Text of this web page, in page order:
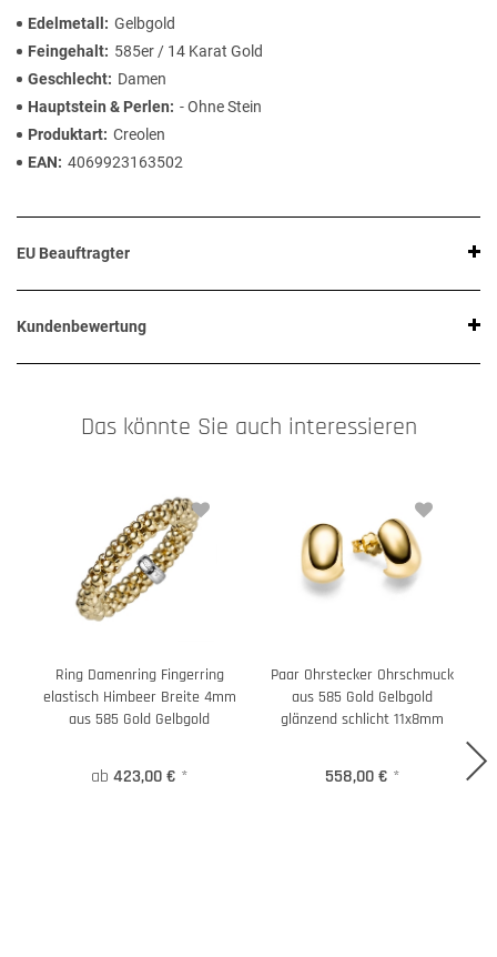
Edelmetall
Gelbgold
Feingehalt
585er / 14 Karat Gold
Geschlecht
Damen
Hauptstein & Perlen
- Ohne Stein
Produktart Creolen
EAN
4069923163502
EU Beauftragter
Kundenbewertung
Das könnte Sie auch interessieren
Ring Damenring Fingerring
elastisch Himbeer Breite 4mm
aus 585 Gold Gelbgold
ab 423,00 € *
Paar Ohrstecker Ohrschmuck
aus 585 Gold Gelbgold
glänzend schlicht 11x8mm
558,00 € *